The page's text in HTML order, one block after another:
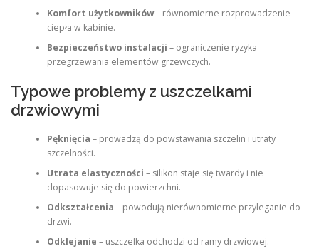
Komfort użytkowników– równomierne rozprowadzenie
ciepła w kabinie.
Bezpieczeństwo instalacji – ograniczenie ryzyka
przegrzewania elementów grzewczych.
Typowe problemy z uszczelkami
drzwiowymi
Pęknięcia – prowadzą do powstawania szczelin i utraty
szczelności.
Utrata elastyczności – silikon staje się twardy i nie
dopasowuje się do powierzchni.
Odkształcenia – powodują nierównomierne przyleganie do
drzwi.
Odklejanie – uszczelka odchodzi od ramy drzwiowej.